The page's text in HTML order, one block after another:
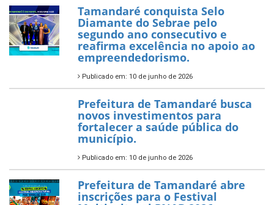
PartiuENEM — Prefeitura
garante transporte gratuito
para os estudantes
7 de novembro de 2025
Política Nacional Aldir Blanc
— Tamandaré tem Plano de
Aplicação de Recursos (PAR)
habilitado
7 de novembro de 2025
ÚLTIMAS NOTÍCIAS